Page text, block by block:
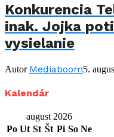
Konkurencia
inak. Jojka
vysielanie
Autor Mediaboom5.
Kalendár
august 2026
Po Ut St Št Pi So Ne